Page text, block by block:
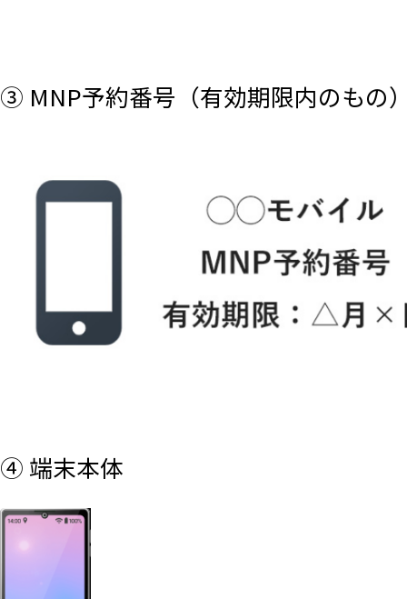
③ MNP予約番号（有効期限内のもの
④ 端末本体